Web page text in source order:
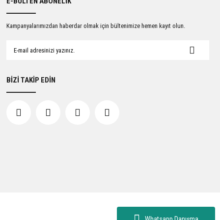
Kampanyalarımızdan haberdar olmak için bültenimize hemen kayıt olun.
BİZİ TAKİP EDİN